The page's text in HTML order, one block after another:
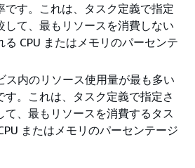
です。これは、タスク定義で指定
して、最もリソースを消費しない
る CPU またはメモリのパーセンテ
ス内のリソース使用量が最も多い
す。これは、タスク定義で指定さ
て、最もリソースを消費するタス
またはメモリのパーセンテージ